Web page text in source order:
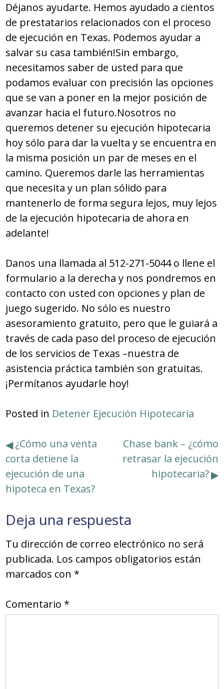
Déjanos ayudarte. Hemos ayudado a cientos
de prestatarios relacionados con el proceso
de ejecución en Texas. Podemos ayudar a
salvar su casa también!Sin embargo,
necesitamos saber de usted para que
podamos evaluar con precisión las opciones
que se van a poner en la mejor posición de
avanzar hacia el futuro.Nosotros no
queremos detener su ejecución hipotecaria
hoy sólo para dar la vuelta y se encuentra en
la misma posición un par de meses en el
camino. Queremos darle las herramientas
que necesita y un plan sólido para
mantenerlo de forma segura lejos, muy lejos
de la ejecución hipotecaria de ahora en
adelante!
Danos una llamada al 512-271-5044 o llene el
formulario a la derecha y nos pondremos en
contacto con usted con opciones y plan de
juego sugerido. No sólo es nuestro
asesoramiento gratuito, pero que le guiará a
través de cada paso del proceso de ejecución
de los servicios de Texas –nuestra de
asistencia práctica también son gratuitas.
¡Permítanos ayudarle hoy!
Posted in Detener Ejecución Hipotecaria
Navegación
de
entradas
¿Cómo una venta
corta detiene la
ejecución de una
hipoteca en Texas?
Chase bank – ¿cómo
retrasar la ejecución
hipotecaria?
Deja una respuesta
Tu dirección de correo electrónico no será
publicada. Los campos obligatorios están
marcados con *
Comentario *